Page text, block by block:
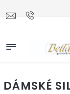
DÁMSKÉ